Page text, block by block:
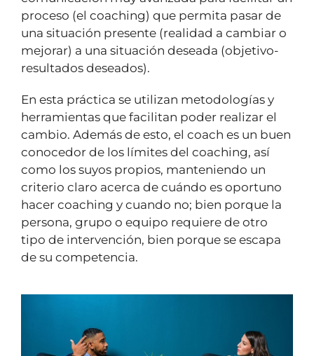
proceso (el coaching) que permita pasar de
una situación presente (realidad a cambiar o
mejorar) a una situación deseada (objetivo-
resultados deseados).
En esta práctica se utilizan metodologías y
herramientas que facilitan poder realizar el
cambio. Además de esto, el coach es un buen
conocedor de los límites del coaching, así
como los suyos propios, manteniendo un
criterio claro acerca de cuándo es oportuno
hacer coaching y cuando no; bien porque la
persona, grupo o equipo requiere de otro
tipo de intervención, bien porque se escapa
de su competencia.